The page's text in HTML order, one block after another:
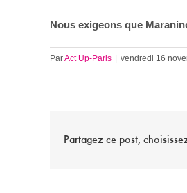
Nous exigeons que
ParAct Up-Paris | vendredi 16
Partagez ce post,